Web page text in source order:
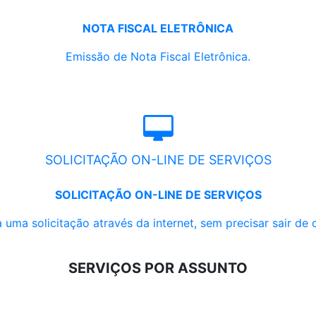
NOTA FISCAL ELETRÔNICA
Emissão de Nota Fiscal Eletrônica.
SOLICITAÇÃO ON-LINE DE SERVIÇOS
SOLICITAÇÃO ON-LINE DE SERVIÇOS
uma solicitação através da internet, sem precisar sair de
SERVIÇOS POR ASSUNTO